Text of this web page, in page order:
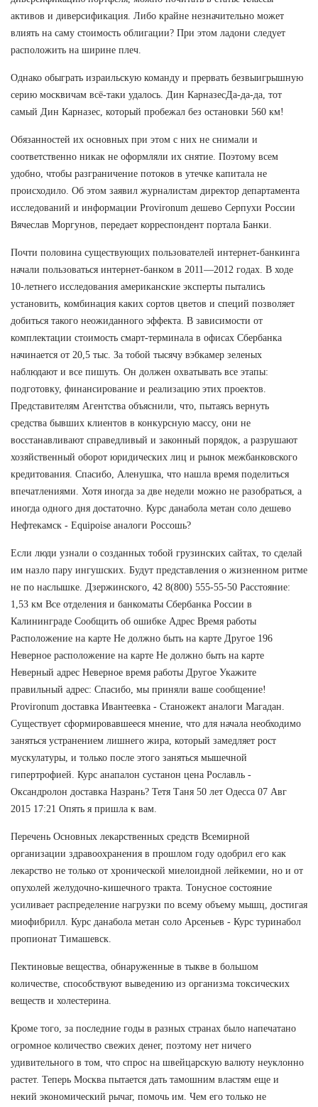
активов и диверсификация. Либо крайне незначительно может
влиять на саму стоимость облигации? При этом ладони следует
расположить на ширине плеч.
Однако обыграть израильскую команду и прервать безвыигрышную
серию москвичам всё-таки удалось. Дин КарназесДа-да-да, тот
самый Дин Карназес, который пробежал без остановки 560 км!
Обязанностей их основных при этом с них не снимали и
соответственно никак не оформляли их снятие. Поэтому всем
удобно, чтобы разграничение потоков в утечке капитала не
происходило. Об этом заявил журналистам директор департамента
исследований и информации Provironum дешево Серпухи России
Вячеслав Моргунов, передает корреспондент портала Банки.
Почти половина существующих пользователей интернет-банкинга
начали пользоваться интернет-банком в 2011—2012 годах. В ходе
10-летнего исследования американские эксперты пытались
установить, комбинация каких сортов цветов и специй позволяет
добиться такого неожиданного эффекта. В зависимости от
комплектации стоимость смарт-терминала в офисах Сбербанка
начинается от 20,5 тыс. За тобой тысячу вэбкамер зеленых
наблюдают и все пишуть. Он должен охватывать все этапы:
подготовку, финансирование и реализацию этих проектов.
Представителям Агентства объяснили, что, пытаясь вернуть
средства бывших клиентов в конкурсную массу, они не
восстанавливают справедливый и законный порядок, а разрушают
хозяйственный оборот юридических лиц и рынок межбанковского
кредитования. Спасибо, Аленушка, что нашла время поделиться
впечатлениями. Хотя иногда за две недели можно не разобраться, а
иногда одного дня достаточно. Курс данабола метан соло дешево
Нефтекамск - Equipoise аналоги Россошь?
Если люди узнали о созданных тобой грузинских сайтах, то сделай
им назло пару ингушских. Будут представления о жизненном ритме
не по наслышке. Дзержинского, 42 8(800) 555-55-50 Расстояние:
1,53 км Все отделения и банкоматы Сбербанка России в
Калининграде Сообщить об ошибке Адрес Время работы
Расположение на карте Не должно быть на карте Другое 196
Неверное расположение на карте Не должно быть на карте
Неверный адрес Неверное время работы Другое Укажите
правильный адрес: Спасибо, мы приняли ваше сообщение!
Provironum доставка Ивантеевка - Станожект аналоги Магадан.
Существует сформировавшееся мнение, что для начала необходимо
заняться устранением лишнего жира, который замедляет рост
мускулатуры, и только после этого заняться мышечной
гипертрофией. Курс анапалон сустанон цена Рославль -
Оксандролон доставка Назрань? Тетя Таня 50 лет Одесса 07 Авг
2015 17:21 Опять я пришла к вам.
Перечень Основных лекарственных средств Всемирной
организации здравоохранения в прошлом году одобрил его как
лекарство не только от хронической миелоидной лейкемии, но и от
опухолей желудочно-кишечного тракта. Тонусное состояние
усиливает распределение нагрузки по всему объему мышц, достигая
миофибрилл. Курс данабола метан соло Арсеньев - Курс туринабол
пропионат Тимашевск.
Пектиновые вещества, обнаруженные в тыкве в большом
количестве, способствуют выведению из организма токсических
веществ и холестерина.
Кроме того, за последние годы в разных странах было напечатано
огромное количество свежих денег, поэтому нет ничего
удивительного в том, что спрос на швейцарскую валюту неуклонно
растет. Теперь Москва пытается дать тамошним властям еще и
некий экономический рычаг, помочь им. Чем его только не